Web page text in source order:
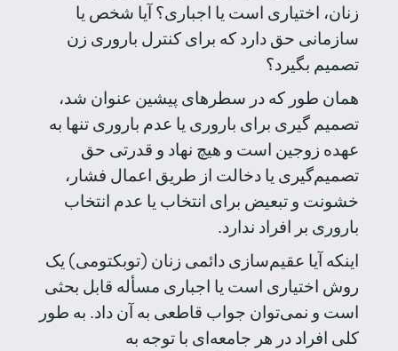
زنان، اختیاری است یا اجباری؟ آیا شخص یا
سازمانی حق دارد که برای کنترل باروری زن
تصمیم بگیرد؟
همان طور که در سطرهای پیشین عنوان شد،
تصمیم گیری برای باروری یا عدم باروری تنها به
عهده زوجین است و هیچ نهاد و قدرتی حق
تصمیم‌گیری یا دخالت از طریق اعمال فشار،
خشونت و تبعیض برای انتخاب یا عدم انتخاب
باروری بر افراد ندارد.
اینکه آیا عقیم‌سازی دائمی زنان (توبکتومی) یک
روش اختیاری است یا اجباری مسأله قابل بحثی
است و نمی‌توان جواب قاطعی به آن داد. به طور
کلی افراد در هر جامعه‌ای با توجه به